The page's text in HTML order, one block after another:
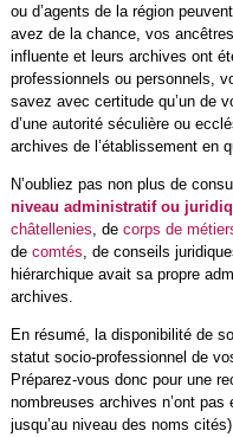
ou d’agents de la région
avez de la chance, vos
influente et leurs archives ont
professionnels ou personnels,
savez avec certitude qu’un de
d’une autorité séculière ou
archives de l’établissement en
N’oubliez pas non plus de
niveau administratif ou
châtellenies, de corps de
de comtés, de conseils
hiérarchique avait sa propre
archives.
En résumé, la disponibilité de
statut socio-professionnel de
Préparez-vous donc pour une
nombreuses archives n’ont
jusqu’au niveau des noms